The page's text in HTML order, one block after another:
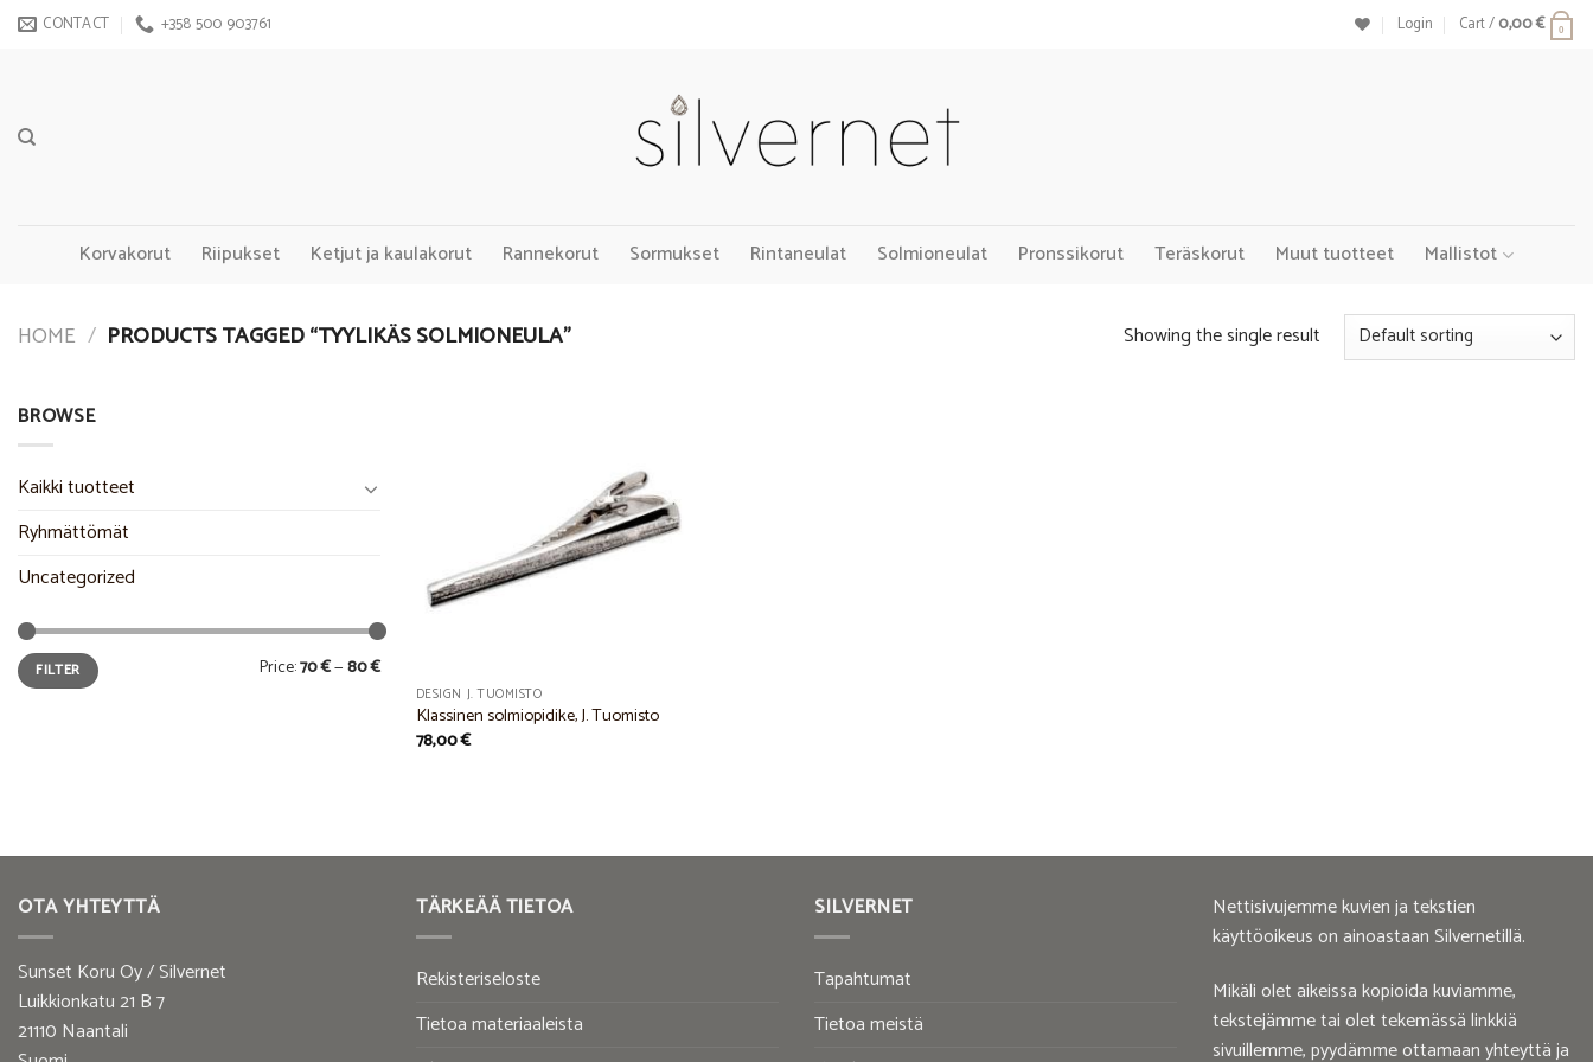
Skip CONTACT +358 500 903761 Login Cart /0,00€ 0
Korvakorut Riipukset Ketjut ja kaulakorut Rannekorut Sormukset Rintaneulat Solmioneulat Pronssikorut Teräskorut Muut tuotteet Mallistot
HOME / PRODUCTS TAGGED “TYYLIKÄS SOLMIONEULA” Showing the single result
BROWSE
Kaikki tuotteet
Ryhmättömät
Uncategorized
Min
price
Max
priceFILTER Price:70 €—80 €
Add to
Wishlist
DESIGN J. TUOMISTO
Klassinen solmiopidike, J. Tuomisto
78,00€
OTA YHTEYTTÄ
Sunset Koru Oy / Silvernet
Luikkionkatu 21 B 7
21110 Naantali
TÄRKEÄÄ TIETOA
Rekisteriseloste
Tietoa materiaaleista
SILVERNET
Tapahtumat
Tietoa meistä
Nettisivujemme kuvien ja tekstien
käyttöoikeus on ainoastaan Silvernetillä.
Mikäli olet aikeissa kopioida kuviamme,
tekstejämme tai olet tekemässä linkkiä
sivuillemme, pyydämme ottamaan yhteyttä ja